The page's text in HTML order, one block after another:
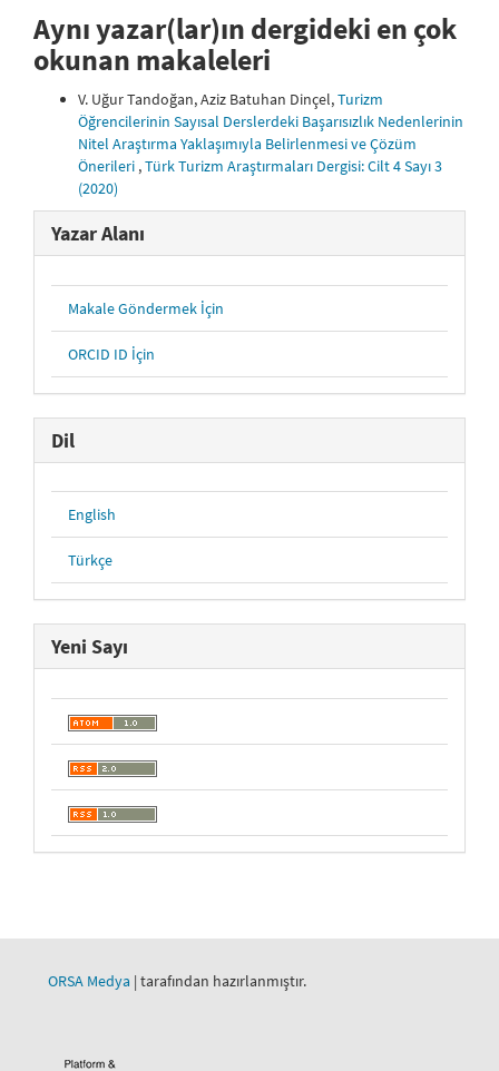
Aynı yazar(lar)ın dergideki en çok
okunan makaleleri
V. Uğur Tandoğan, Aziz Batuhan Dinçel,Turizm
Öğrencilerinin Sayısal Derslerdeki Başarısızlık Nedenlerinin
Nitel Araştırma Yaklaşımıyla Belirlenmesi ve Çözüm
Önerileri ,Türk Turizm Araştırmaları Dergisi: Cilt 4 Sayı 3
(2020)
Yazar Alanı
Makale Göndermek İçin
ORCID ID İçin
Dil
English
Türkçe
Yeni Sayı
ORSA Medya | tarafından hazırlanmıştır.